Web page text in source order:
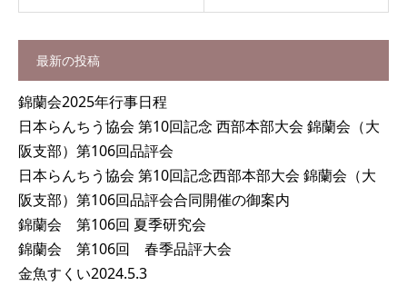
最新の投稿
錦蘭会2025年行事日程
日本らんちう協会 第10回記念 西部本部大会 錦蘭会（大
阪支部）第106回品評会
日本らんちう協会 第10回記念西部本部大会 錦蘭会（大
阪支部）第106回品評会合同開催の御案内
錦蘭会 第106回 夏季研究会
錦蘭会 第106回 春季品評大会
金魚すくい2024.5.3